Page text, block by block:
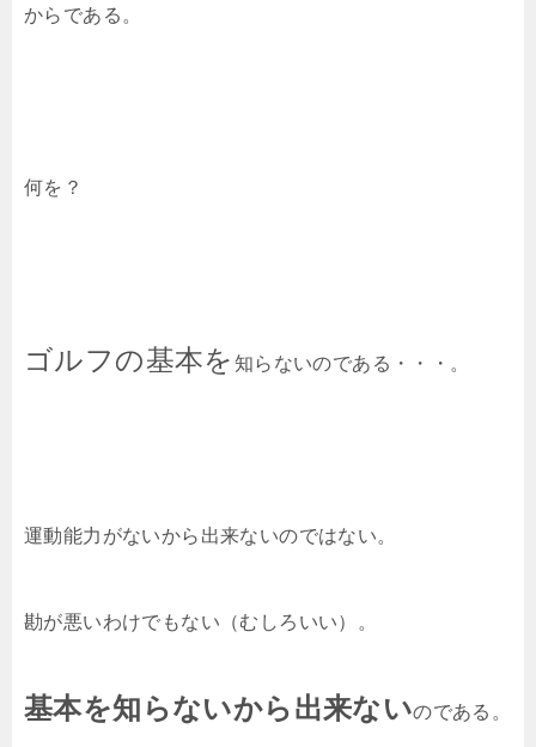
からである。
何を？
ゴルフの基本を知らないのである・・・。
運動能力がないから出来ないのではない。
勘が悪いわけでもない（むしろいい）。
基本を知らないから出来ないのである。